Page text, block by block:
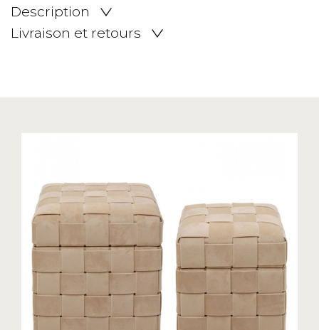
Description
Livraison et retours